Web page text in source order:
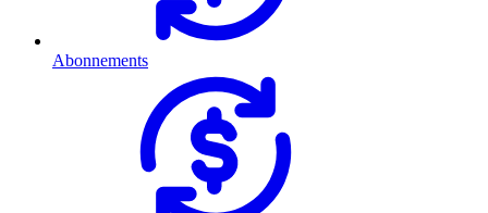
Abonnements